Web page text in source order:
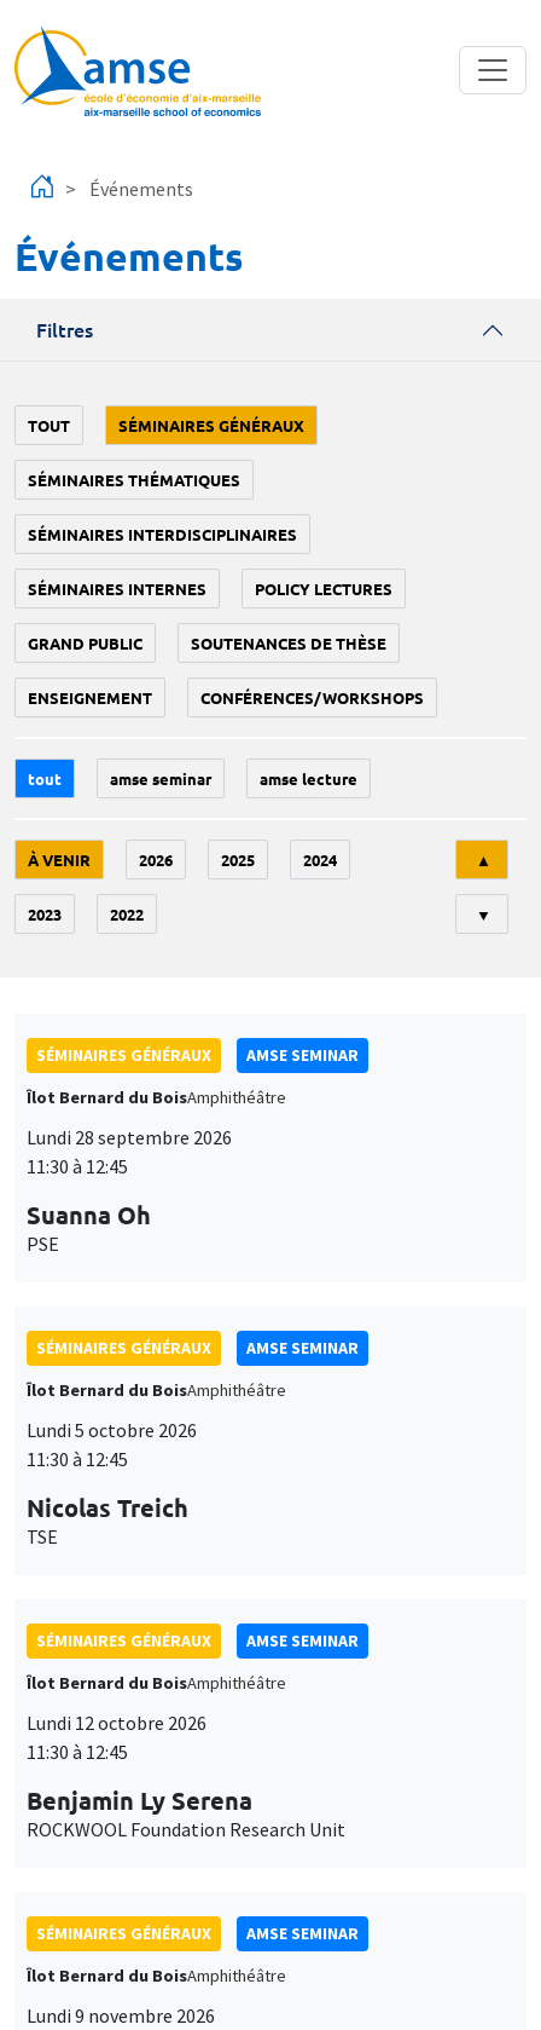
Événements
Événements
Filtres
TOUT SÉMINAIRES GÉNÉRAUX
SÉMINAIRES THÉMATIQUES
SÉMINAIRES INTERDISCIPLINAIRES
SÉMINAIRES INTERNES POLICY LECTURES
GRAND PUBLIC SOUTENANCES DE THÈSE
ENSEIGNEMENT CONFÉRENCES/WORKSHOPS
tout amse seminar amse lecture
À VENIR 2026 2025 2024
2023 2022
▲
▼
SÉMINAIRES GÉNÉRAUX
AMSE SEMINAR
Îlot Bernard du BoisAmphithéâtre
Lundi 28 septembre 2026
11:30 à 12:45
Suanna Oh
PSE
SÉMINAIRES GÉNÉRAUX
AMSE SEMINAR
Îlot Bernard du BoisAmphithéâtre
Lundi 5 octobre 2026
11:30 à 12:45
Nicolas Treich
TSE
SÉMINAIRES GÉNÉRAUX
AMSE SEMINAR
Îlot Bernard du BoisAmphithéâtre
Lundi 12 octobre 2026
11:30 à 12:45
Benjamin Ly Serena
ROCKWOOL Foundation Research Unit
SÉMINAIRES GÉNÉRAUX
AMSE SEMINAR
Îlot Bernard du BoisAmphithéâtre
Lundi 9 novembre 2026